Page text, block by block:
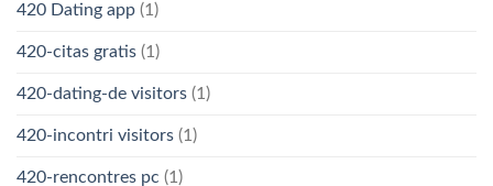
420 Dating app (1)
420-citas gratis (1)
420-dating-de visitors (1)
420-incontri visitors (1)
420-rencontres pc (1)